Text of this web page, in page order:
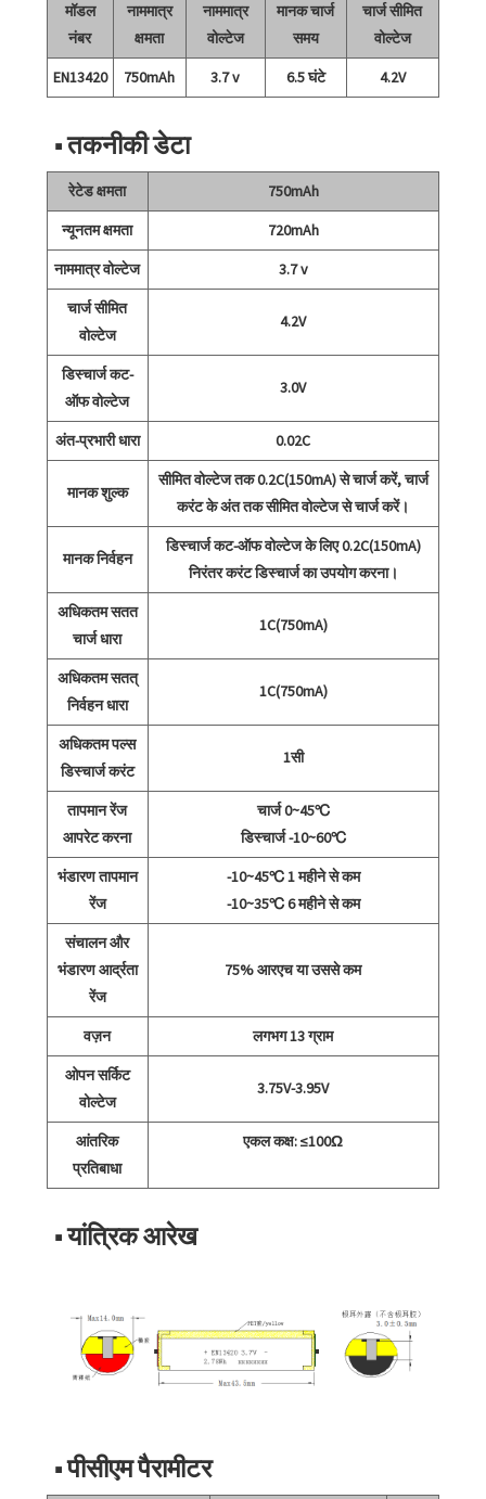
मॉडल
नंबर
नाममात्र
क्षमता
नाममात्र
वोल्टेज
मानक चार्ज
समय
चार्ज सीमित
वोल्टेज
EN13420
750mAh 3.7 v 6.5 घंटे 4.2V
■ तकनीकी डेटा
रेटेड क्षमता
750mAh
न्यूनतम क्षमता
720mAh
नाममात्र वोल्टेज
3.7 v
चार्ज सीमित
वोल्टेज
4.2V
डिस्चार्ज कट-
ऑफ वोल्टेज
3.0V
अंत-प्रभारी धारा 0.02C
मानक शुल्क
सीमित वोल्टेज तक 0.2C(150mA) से चार्ज करें, चार्ज
करंट के अंत तक सीमित वोल्टेज से चार्ज करें।
मानक निर्वहन
डिस्चार्ज कट-ऑफ वोल्टेज के लिए 0.2C(150mA)
निरंतर करंट डिस्चार्ज का उपयोग करना।
अधिकतम सतत
चार्ज धारा
1C(750mA)
अधिकतम सतत्
निर्वहन धारा
1C(750mA)
अधिकतम पल्स
डिस्चार्ज करंट
1सी
तापमान रेंज
आपरेट करना
चार्ज 0~45℃
डिस्चार्ज -10~60℃
भंडारण तापमान
रेंज
-10~45℃ 1 महीने से कम
-10~35℃ 6 महीने से कम
संचालन और
भंडारण आर्द्रता
रेंज
75% आरएच या उससे कम
वज़न
लगभग 13 ग्राम
ओपन सर्किट
वोल्टेज
3.75V-3.95V
आंतरिक
प्रतिबाधा
एकल कक्ष: ≤100Ω
■ यांत्रिक आरेख
■ पीसीएम पैरामीटर